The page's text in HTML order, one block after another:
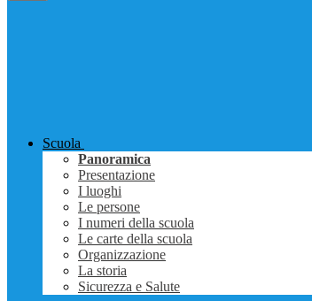
Scuola
Panoramica
Presentazione
I luoghi
Le persone
I numeri della scuola
Le carte della scuola
Organizzazione
La storia
Sicurezza e Salute